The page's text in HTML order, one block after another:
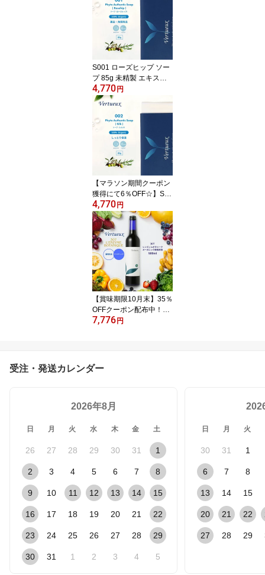
の花 乾燥肌 敏感肌 強壮
ハリ 再生力 エイジング
肌 引締め 無添加 オーガ
ニック 男性 女性 天然 オ
イル 疲労 肌ケア 100%
有機 肌修復 肌荒れ 弾力
ハリ
S001 ローズヒップ ソー
プ 85g 未精製 エキスト
ラバージンオリーブオイ
ルで作るコールドプロセ
ニング 美白 ビタミンC
スクラブ石鹸 固形 無添
加 ハンドメイドソープ
オーガニック 手作り 角
質除去
4,770 円
【マラソン期間クーポン
獲得にて6％OFF☆】S00
2 シルク ソープ 85g 未精
製 エキストラバージンオ
リーブオイル しっとり
シルクプロテイン コール
ドプロセス 石鹸 せっけ
ん 固形 石鹸 無添加 手作
り ハンドメイド オーガ
ニック 保湿 エシカル 繭
玉 シルク 保湿力
4,770 円
【賞味期限10月末】35％
OFFクーポン配布中！30
7 レンズィムボタニーク
物性乳酸菌 ビフィズス菌
健康維持 美肌 予防 腸活
7,776 円
受注・発送カレンダー
2026年8月
日 月 火 水 木 金 土
26 27 28 29 30 31 1
2 3 4 5 6 7 8
9 10 11 12 13 14 15
16 17 18 19 20 21 22
23 24 25 26 27 28 29
30 31 1 2 3 4 5
日 月 火
30 31 1
6 7 8
13 14 15
20 21 22
27 28 29